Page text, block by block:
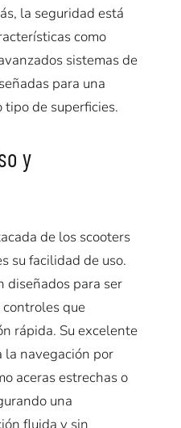
la seguridad está
como
sistemas de
para una
de superficies.
y
de los scooters
su facilidad de uso.
diseñados para ser
que
rápida. Su excelente
navegación por
aceras estrechas o
una